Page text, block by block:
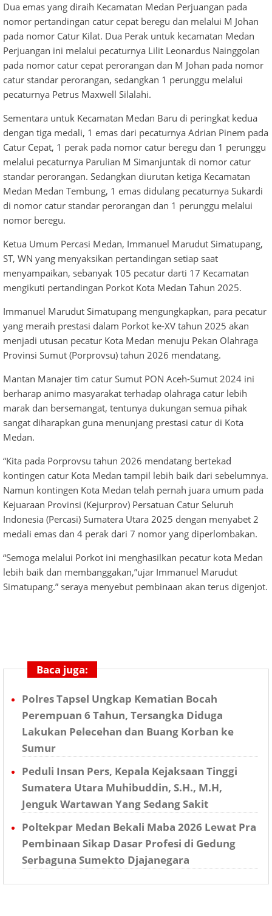
Dua emas yang diraih Kecamatan Medan Perjuangan pada
nomor pertandingan catur cepat beregu dan melalui M Johan
pada nomor Catur Kilat. Dua Perak untuk kecamatan Medan
Perjuangan ini melalui pecaturnya Lilit Leonardus Nainggolan
pada nomor catur cepat perorangan dan M Johan pada nomor
catur standar perorangan, sedangkan 1 perunggu melalui
pecaturnya Petrus Maxwell Silalahi.
Sementara untuk Kecamatan Medan Baru di peringkat kedua
dengan tiga medali, 1 emas dari pecaturnya Adrian Pinem pada
Catur Cepat, 1 perak pada nomor catur beregu dan 1 perunggu
melalui pecaturnya Parulian M Simanjuntak di nomor catur
standar perorangan. Sedangkan diurutan ketiga Kecamatan
Medan Medan Tembung, 1 emas didulang pecaturnya Sukardi
di nomor catur standar perorangan dan 1 perunggu melalui
nomor beregu.
Ketua Umum Percasi Medan, Immanuel Marudut Simatupang,
ST, WN yang menyaksikan pertandingan setiap saat
menyampaikan, sebanyak 105 pecatur darti 17 Kecamatan
mengikuti pertandingan Porkot Kota Medan Tahun 2025.
Immanuel Marudut Simatupang mengungkapkan, para pecatur
yang meraih prestasi dalam Porkot ke-XV tahun 2025 akan
menjadi utusan pecatur Kota Medan menuju Pekan Olahraga
Provinsi Sumut (Porprovsu) tahun 2026 mendatang.
Mantan Manajer tim catur Sumut PON Aceh-Sumut 2024 ini
berharap animo masyarakat terhadap olahraga catur lebih
marak dan bersemangat, tentunya dukungan semua pihak
sangat diharapkan guna menunjang prestasi catur di Kota
Medan.
“Kita pada Porprovsu tahun 2026 mendatang bertekad
kontingen catur Kota Medan tampil lebih baik dari sebelumnya.
Namun kontingen Kota Medan telah pernah juara umum pada
Kejuaraan Provinsi (Kejurprov) Persatuan Catur Seluruh
Indonesia (Percasi) Sumatera Utara 2025 dengan menyabet 2
medali emas dan 4 perak dari 7 nomor yang diperlombakan.
“Semoga melalui Porkot ini menghasilkan pecatur kota Medan
lebih baik dan membanggakan,”ujar Immanuel Marudut
Simatupang.” seraya menyebut pembinaan akan terus digenjot.
Baca juga:
Polres Tapsel Ungkap Kematian Bocah
Perempuan 6 Tahun, Tersangka Diduga
Lakukan Pelecehan dan Buang Korban ke
Sumur
Peduli Insan Pers, Kepala Kejaksaan Tinggi
Sumatera Utara Muhibuddin, S.H., M.H,
Jenguk Wartawan Yang Sedang Sakit
Poltekpar Medan Bekali Maba 2026 Lewat Pra
Pembinaan Sikap Dasar Profesi di Gedung
Serbaguna Sumekto Djajanegara